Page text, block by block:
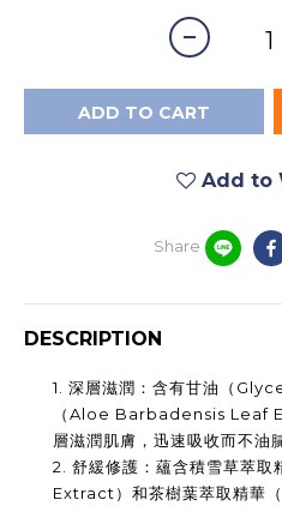
ADD TO CART
Add to
Share
DESCRIPTION
1. 深層滋潤：含有甘油（
（Aloe Barbadensis Leaf
層滋潤肌膚，迅速吸收而不油
2.
舒緩修護：蘊含積雪草萃取
Extract ）和茶樹葉萃取精華（